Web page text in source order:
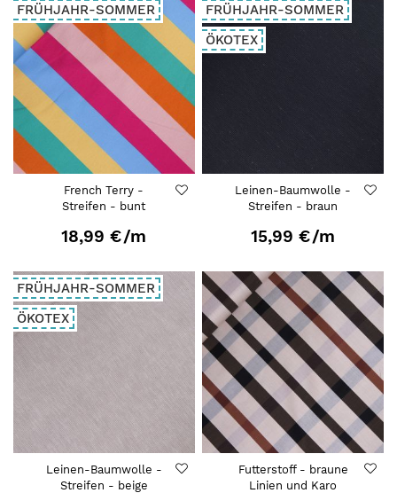
FRÜHJAHR-SOMMER
French Terry -
Streifen - bunt
18,99 €/m
FRÜHJAHR-SOMMER
ÖKOTEX
Leinen-Baumwolle -
Streifen - braun
15,99 €/m
FRÜHJAHR-SOMMER
ÖKOTEX
Leinen-Baumwolle -
Streifen - beige
Futterstoff - braune
Linien und Karo